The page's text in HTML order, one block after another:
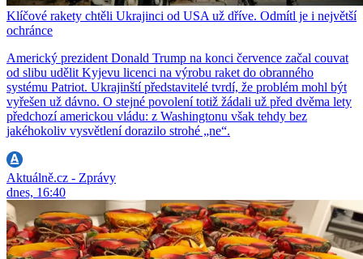
Klíčové rakety chtěli Ukrajinci od USA už dříve. Odmítl je i největší
ochránce
Americký prezident Donald Trump na konci července začal couvat
od slibu udělit Kyjevu licenci na výrobu raket do obranného
systému Patriot. Ukrajinští představitelé tvrdí, že problém mohl být
vyřešen už dávno. O stejné povolení totiž žádali už před dvěma lety
předchozí americkou vládu: z Washingtonu však tehdy bez
jakéhokoliv vysvětlení dorazilo strohé „ne“.
Aktuálně.cz - Zprávy
dnes, 16:40